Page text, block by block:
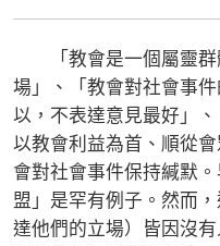
「教會是一個屬靈群
場」、「教會對社會事
以，不表達意見最好」
以教會利益為首、順從
會對社會事件保持緘默
盟」是罕有例子。然而
達他們的立場）皆因沒